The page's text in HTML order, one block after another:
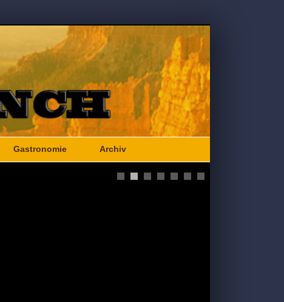
Gastronomie Archiv